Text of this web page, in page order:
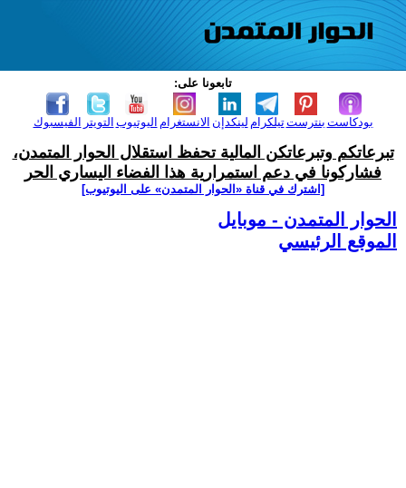
تابعونا على:
الفيسبوك التويتر اليوتيوب الانستغرام لينكدإن تيلكرامبنترست بودكاست
تبرعاتكم وتبرعاتكن المالية تحفظ استقلال الحوار المتمدن،
فشاركونا في دعم استمرارية هذا الفضاء اليساري الحر
[اشترك في قناة ‫«الحوار المتمدن» على اليوتيوب]
الحوار المتمدن - موبايل
الموقع الرئيسي